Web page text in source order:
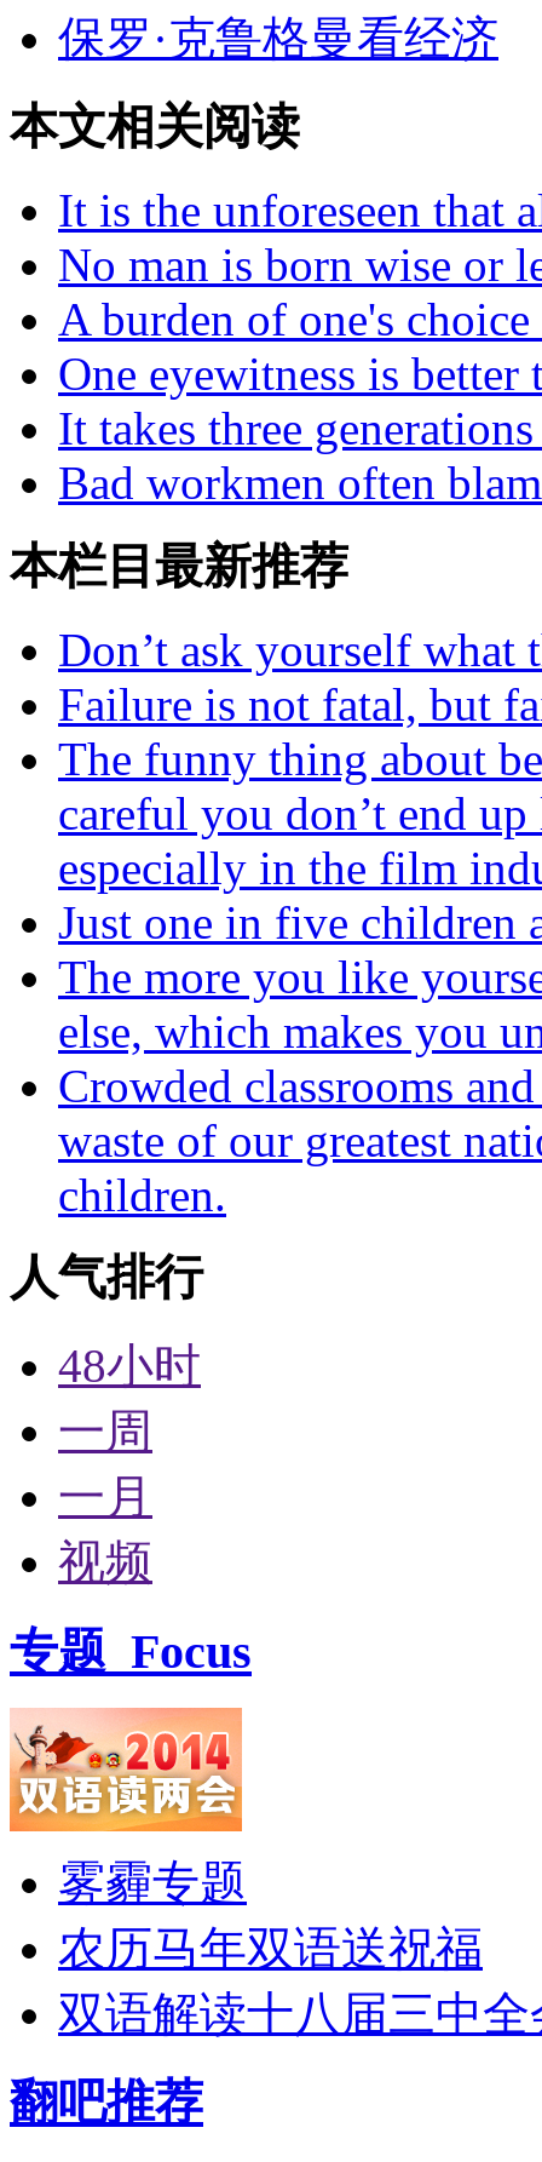
保罗·克鲁格曼看经济
本文相关阅读
It is the unforeseen that
No man is born wise or
A burden of one's
One eyewitness is better
It takes three
Bad workmen often
本栏目最新推荐
Don’t ask yourself what
Failure is not fatal, but
The funny thing about
careful you don’t end
especially in the film
Just one in five children
The more you like
else, which makes you
Crowded classrooms
waste of our greatest
children.
人气排行
48小时
一周
一月
视频
专题 Focus
雾霾专题
农历马年双语送祝福
双语解读十八届三中全
翻吧推荐